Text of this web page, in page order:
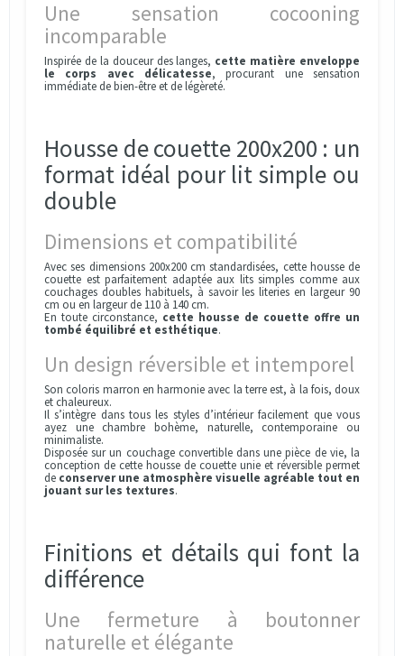
Une sensation cocooning
incomparable
Inspirée de la douceur des langes, cette matière enveloppe
le corps avec délicatesse, procurant une sensation
immédiate de bien-être et de légèreté.
Housse de couette 200x200 : un
format idéal pour lit simple ou
double
Dimensions et compatibilité
Avec ses dimensions 200x200 cm standardisées, cette housse de
couette est parfaitement adaptée aux lits simples comme aux
couchages doubles habituels, à savoir les literies en largeur 90
cm ou en largeur de 110 à 140 cm.
En toute circonstance, cette housse de couette offre un
tombé équilibré et esthétique.
Un design réversible et intemporel
Son coloris marron en harmonie avec la terre est, à la fois, doux
et chaleureux.
Il s’intègre dans tous les styles d’intérieur facilement que vous
ayez une chambre bohème, naturelle, contemporaine ou
minimaliste.
Disposée sur un couchage convertible dans une pièce de vie, la
conception de cette housse de couette unie et réversible permet
de conserver une atmosphère visuelle agréable tout en
jouant sur les textures.
Finitions et détails qui font la
différence
Une fermeture à boutonner
naturelle et élégante